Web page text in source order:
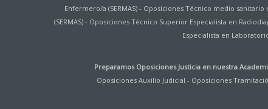
Enfermero/a (SERMAS)- Oposiciones Técnico medio
(SERMAS)- Oposiciones Técnico Superior Especialista en
Especialista en
Preparamos Oposiciones Justicia en nuestra
Oposiciones Auxilio Judicial - Oposiciones